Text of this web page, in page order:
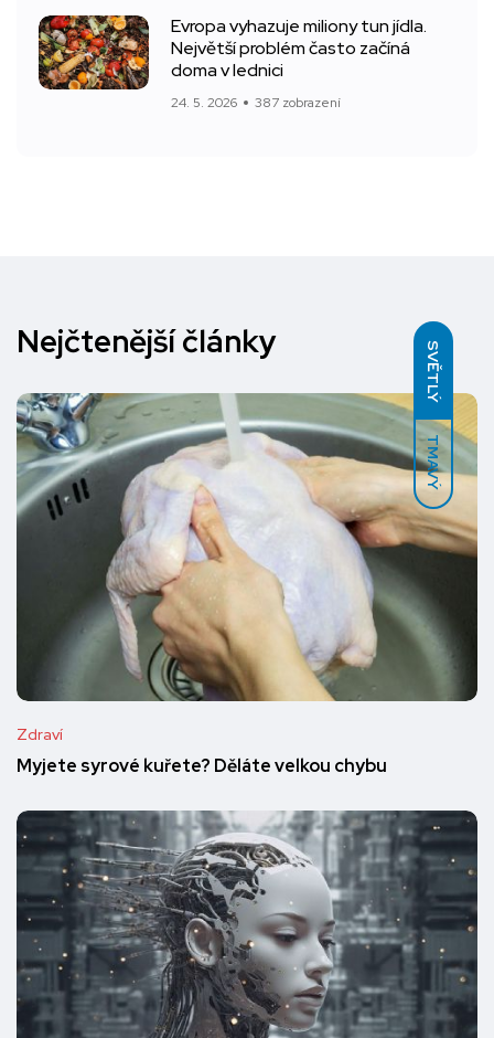
SVĚTLÝ
TMAVÝ
Evropa vyhazuje miliony tun jídla.
Největší problém často začíná
doma v lednici
24. 5. 2026 387 zobrazení
Nejčtenější články
Zdraví
Myjete syrové kuřete? Děláte velkou chybu